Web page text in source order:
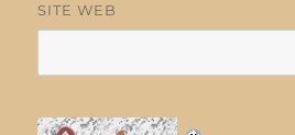
SITE WEB